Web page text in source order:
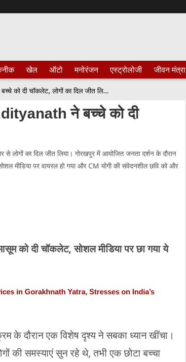
खेल ऑटो मनोरंजन एस्ट्रोलोजी जीवन मंत्रा
“जनता दर्शन में भावुक पल: CM Yogi Adityanath ने बच्चे को दी चॉकलेट, लोगों का दिल जीत लिया”
ने बच्चे को दी
लोगों का दिल जीत लिया। गोरखपुर में आयोजित जनता दर्शन के दौरान
मीडिया पर वायरल हो गया और CM योगी की संवेदनशील छवि को और
को दी चॉकलेट, सोशल मीडिया पर छा गया ये
in Gorakhnath Yatra, Stresses on India’s
के दौरान एक विशेष दृश्य ने सबका ध्यान खींचा।
की समस्याएं सुन रहे थे, तभी एक छोटा बच्चा